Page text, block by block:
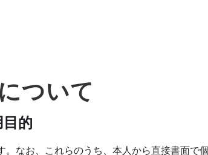
ついて
的
なお、これらのうち、本人から直接書面で